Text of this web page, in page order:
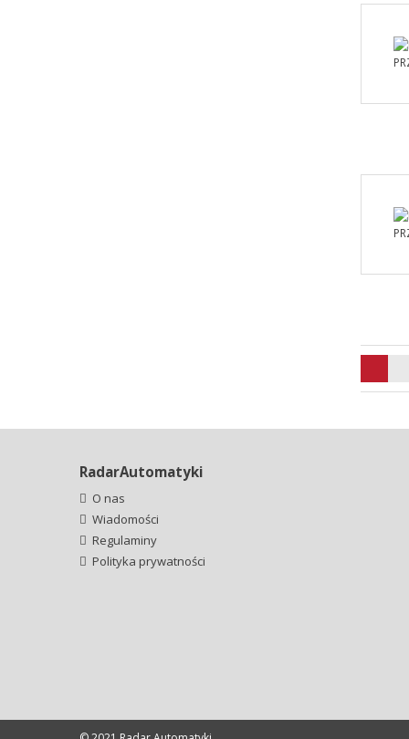
RadarAutomatyki
O nas
Wiadomości
Regulaminy
Polityka prywatności